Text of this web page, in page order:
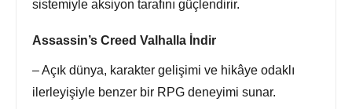
sistemiyle aksiyon tarafını güçlendirir.
Assassin’s Creed Valhalla İndir
– Açık dünya, karakter gelişimi ve hikâye odaklı
ilerleyişiyle benzer bir RPG deneyimi sunar.